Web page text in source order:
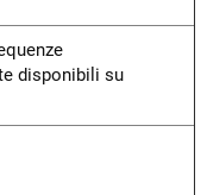
disponibili su